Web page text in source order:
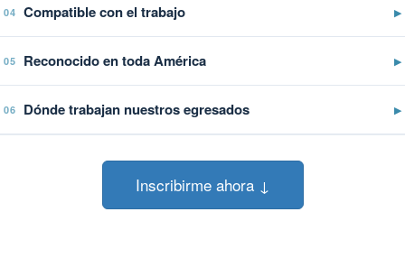
04 Compatible con el trabajo ▶
05 Reconocido en toda América ▶
06 Dónde trabajan nuestros egresados ▶
Inscribirme ahora ↓